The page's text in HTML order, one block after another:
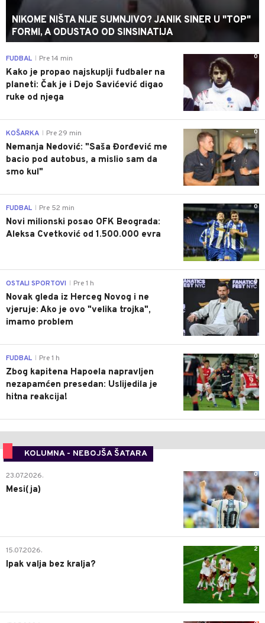
NIKOME NIŠTA NIJE SUMNJIVO? JANIK SINER U "TOP"
FORMI, A ODUSTAO OD SINSINATIJA
0
FUDBAL Pre 14 min
Kako je propao najskuplji fudbaler na
planeti: Čak je i Dejo Savićević digao
ruke od njega
0
KOŠARKA Pre 29 min
Nemanja Nedović: "Saša Đorđević me
bacio pod autobus, a mislio sam da
smo kul"
0
FUDBAL Pre 52 min
Novi milionski posao OFK Beograda:
Aleksa Cvetković od 1.500.000 evra
0
OSTALI SPORTOVI Pre 1 h
Novak gleda iz Herceg Novog i ne
vjeruje: Ako je ovo "velika trojka",
imamo problem
0
FUDBAL Pre 1 h
Zbog kapitena Hapoela napravljen
nezapamćen presedan: Uslijedila je
hitna reakcija!
KOLUMNA - NEBOJŠA ŠATARA
0
23.07.2026.
Mesi(ja)
2
15.07.2026.
Ipak valja bez kralja?